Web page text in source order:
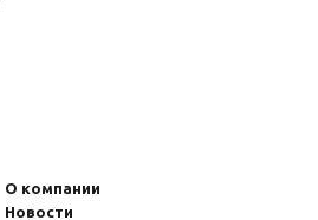
О компании
Новости